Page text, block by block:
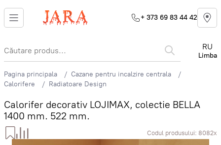
+ 373 69 83 44 42
RU
Limba
Pagina principala
Cazane pentru incalzire centrala
Calorifere
Radiatoare Design
Calorifer decorativ LOJIMAX, colectie BELLA
1400 mm. 522 mm.
Codul produsului: 8082x